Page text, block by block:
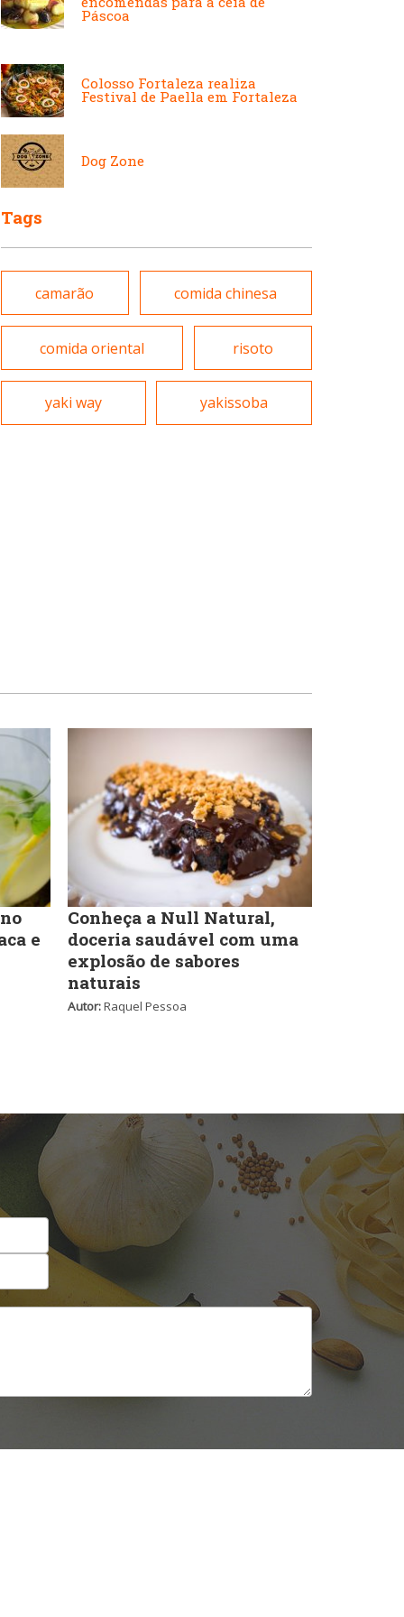
Francesa
Hamburguerias e
Japonesa e Oriental
Lanchonetes
Self-service
Sobremesas e sorvetes
Japonesa e Oriental
Lanchonetes
Massas
Padarias e Confeitarias
Peixes e Frutos do Mar
Páscoa
Colosso Fortaleza realiza
Festival de Paella em Fortaleza
Dog Zone
Tags
camarão comida chinesa
comida oriental risoto
yaki way yakissoba
e
Conheça a Null Natural,
doceria saudável com uma
explosão de sabores
naturais
Autor:Raquel Pessoa